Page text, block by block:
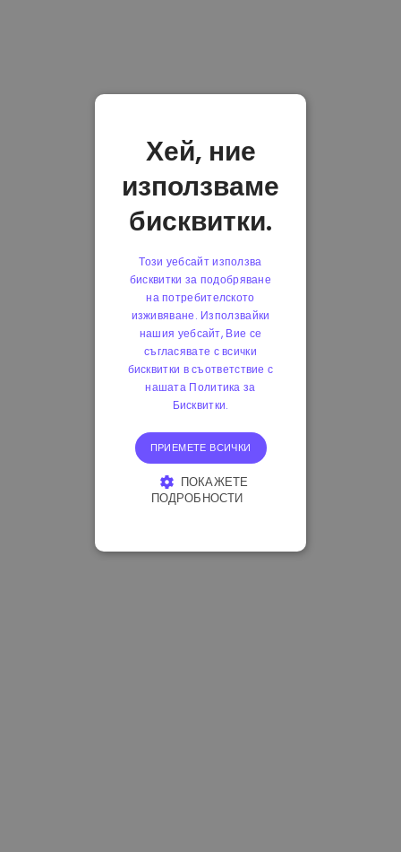
Хей, ние
използваме
бисквитки.
Този уебсайт използва
бисквитки за подобряване
на потребителското
изживяване. Използвайки
нашия уебсайт, Вие се
съгласявате с всички
бисквитки в съответствие с
нашата Политика за
Бисквитки.
ПРИЕМЕТЕ ВСИЧКИ
ПОКАЖЕТЕ
ПОДРОБНОСТИ